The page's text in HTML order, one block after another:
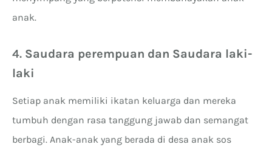
anak.
4. Saudara perempuan dan Saudara laki-
laki
Setiap anak memiliki ikatan keluarga dan mereka
tumbuh dengan rasa tanggung jawab dan semangat
berbagi. Anak-anak yang berada di desa anak sos